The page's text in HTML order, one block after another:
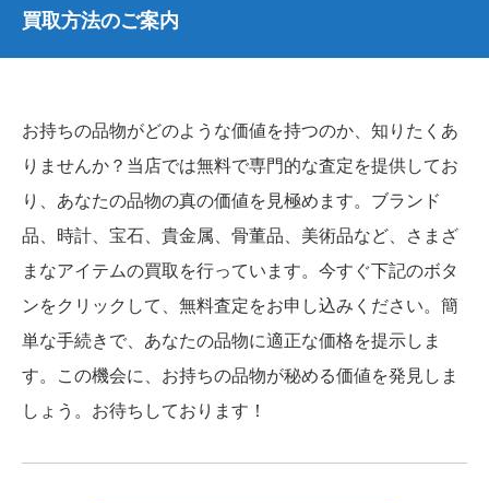
買取方法のご案内
お持ちの品物がどのような価値を持つのか、知りたくあ
りませんか？当店では無料で専門的な査定を提供してお
り、あなたの品物の真の価値を見極めます。ブランド
品、時計、宝石、貴金属、骨董品、美術品など、さまざ
まなアイテムの買取を行っています。今すぐ下記のボタ
ンをクリックして、無料査定をお申し込みください。簡
単な手続きで、あなたの品物に適正な価格を提示しま
す。この機会に、お持ちの品物が秘める価値を発見しま
しょう。お待ちしております！